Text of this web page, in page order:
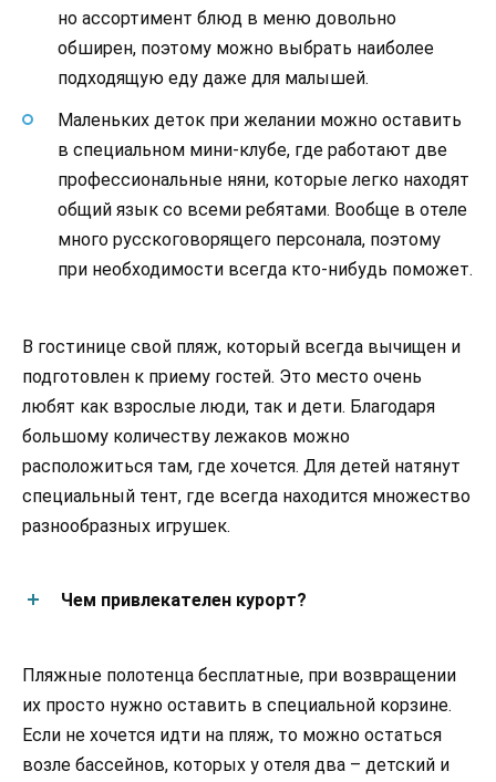
но ассортимент блюд в меню довольно
обширен, поэтому можно выбрать наиболее
подходящую еду даже для малышей.
Маленьких деток при желании можно оставить
в специальном мини-клубе, где работают две
профессиональные няни, которые легко находят
общий язык со всеми ребятами. Вообще в отеле
много русскоговорящего персонала, поэтому
при необходимости всегда кто-нибудь поможет.
В гостинице свой пляж, который всегда вычищен и
подготовлен к приему гостей. Это место очень
любят как взрослые люди, так и дети. Благодаря
большому количеству лежаков можно
расположиться там, где хочется. Для детей натянут
специальный тент, где всегда находится множество
разнообразных игрушек.
Чем привлекателен курорт?
Пляжные полотенца бесплатные, при возвращении
их просто нужно оставить в специальной корзине.
Если не хочется идти на пляж, то можно остаться
возле бассейнов, которых у отеля два – детский и